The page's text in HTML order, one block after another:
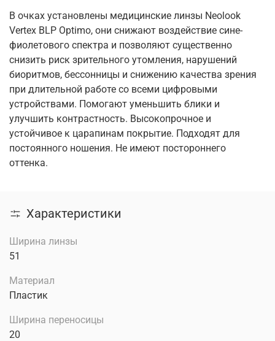
В очках установлены медицинские линзы Neolook
Vertex BLP Optimo, они снижают воздействие сине-
фиолетового спектра и позволяют существенно
снизить риск зрительного утомления, нарушений
биоритмов, бессонницы и снижению качества зрения
при длительной работе со всеми цифровыми
устройствами. Помогают уменьшить блики и
улучшить контрастность. Высокопрочное и
устойчивое к царапинам покрытие. Подходят для
постоянного ношения. Не имеют постороннего
оттенка.
Характеристики
Ширина линзы
51
Материал
Пластик
Ширина переносицы
20